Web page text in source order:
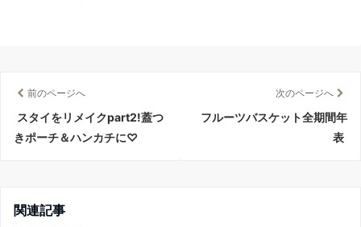
前のページへ
スタイをリメイクpart2!蓋つ
きポーチ＆ハンカチに♡
次のページへ
フルーツバスケット全期間年
表
関連記事